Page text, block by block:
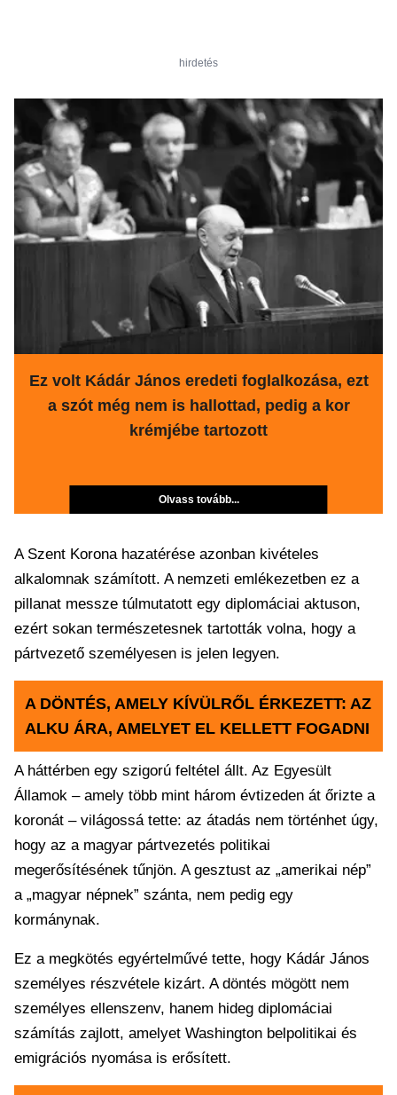
hirdetés
Ez volt Kádár János eredeti foglalkozása, ezt
a szót még nem is hallottad, pedig a kor
krémjébe tartozott
Olvass tovább...
A Szent Korona hazatérése azonban kivételes
alkalomnak számított. A nemzeti emlékezetben ez a
pillanat messze túlmutatott egy diplomáciai aktuson,
ezért sokan természetesnek tartották volna, hogy a
pártvezető személyesen is jelen legyen.
A DÖNTÉS, AMELY KÍVÜLRŐL ÉRKEZETT: AZ
ALKU ÁRA, AMELYET EL KELLETT FOGADNI
A háttérben egy szigorú feltétel állt. Az Egyesült
Államok – amely több mint három évtizeden át őrizte a
koronát – világossá tette: az átadás nem történhet úgy,
hogy az a magyar pártvezetés politikai
megerősítésének tűnjön. A gesztust az „amerikai nép”
a „magyar népnek” szánta, nem pedig egy
kormánynak.
Ez a megkötés egyértelművé tette, hogy Kádár János
személyes részvétele kizárt. A döntés mögött nem
személyes ellenszenv, hanem hideg diplomáciai
számítás zajlott, amelyet Washington belpolitikai és
emigrációs nyomása is erősített.